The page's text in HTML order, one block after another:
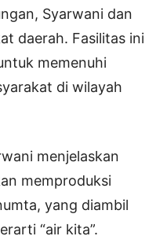
Syarwani dan
daerah. Fasilitas ini
memenuhi
di wilayah
menjelaskan
memproduksi
yang diambil
“air kita”.